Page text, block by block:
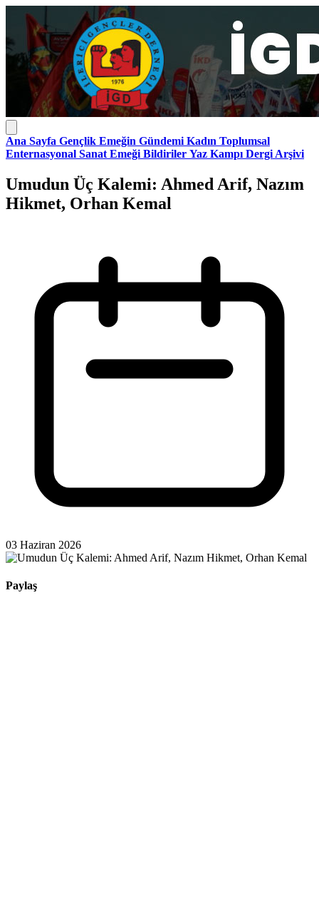
Ana Sayfa Gençlik Emeğin Gündemi Kadın Toplumsal
Enternasyonal Sanat Emeği Bildiriler Yaz Kampı Dergi Arşivi
Umudun Üç Kalemi: Ahmed Arif, Nazım
Hikmet, Orhan Kemal
03 Haziran 2026
Paylaş